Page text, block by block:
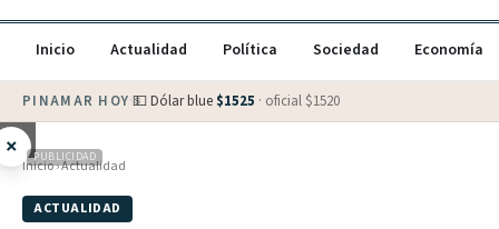
Inicio Actualidad Política Sociedad Economía
PINAMAR HOY·💵 Dólar blue $1525 · oficial $1520
× PUBLICIDAD
Inicio›Actualidad
ACTUALIDAD